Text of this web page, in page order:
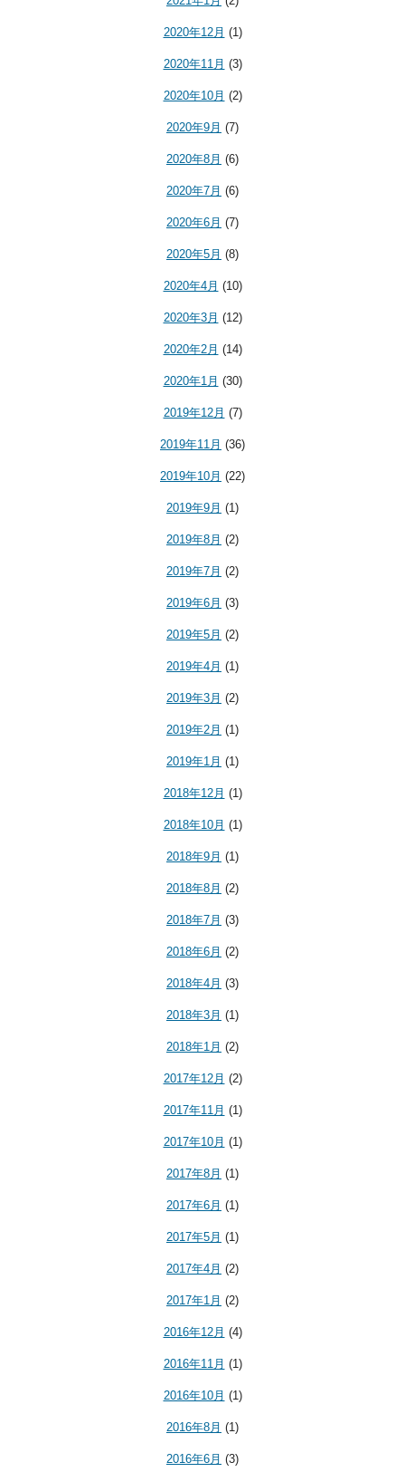
2020年12月 (1)
2020年11月 (3)
2020年10月 (2)
2020年9月 (7)
2020年8月 (6)
2020年7月 (6)
2020年6月 (7)
2020年5月 (8)
2020年4月 (10)
2020年3月 (12)
2020年2月 (14)
2020年1月 (30)
2019年12月 (7)
2019年11月 (36)
2019年10月 (22)
2019年9月 (1)
2019年8月 (2)
2019年7月 (2)
2019年6月 (3)
2019年5月 (2)
2019年4月 (1)
2019年3月 (2)
2019年2月 (1)
2019年1月 (1)
2018年12月 (1)
2018年10月 (1)
2018年9月 (1)
2018年8月 (2)
2018年7月 (3)
2018年6月 (2)
2018年4月 (3)
2018年3月 (1)
2018年1月 (2)
2017年12月 (2)
2017年11月 (1)
2017年10月 (1)
2017年8月 (1)
2017年6月 (1)
2017年5月 (1)
2017年4月 (2)
2017年1月 (2)
2016年12月 (4)
2016年11月 (1)
2016年10月 (1)
2016年8月 (1)
2016年6月 (3)